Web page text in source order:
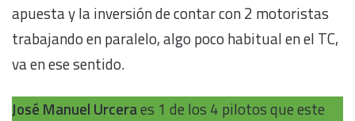
apuesta y la inversión de contar con 2 motoristas
trabajando en paralelo, algo poco habitual en el TC,
va en ese sentido.
José Manuel Urceraes 1 de los 4 pilotos que este